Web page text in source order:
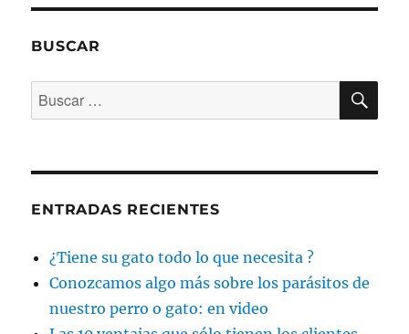
BUSCAR
Buscar
por:
ENTRADAS RECIENTES
¿Tiene su gato todo lo que necesita ?
Conozcamos algo más sobre los parásitos de
nuestro perro o gato: en video